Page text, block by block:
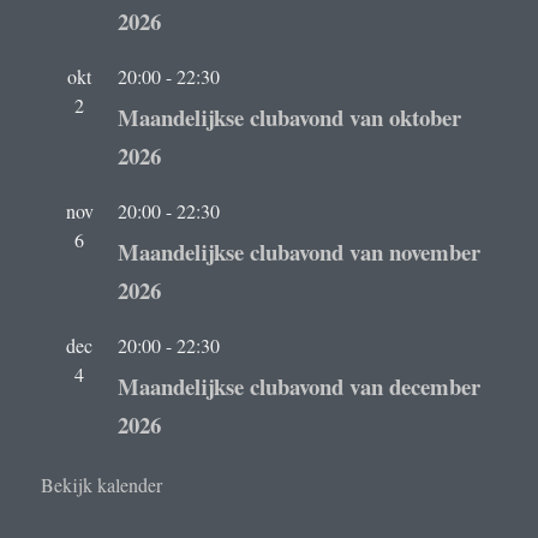
2026
okt
2
20:00-22:30
Maandelijkse clubavond van oktober
2026
nov
6
20:00-22:30
Maandelijkse clubavond van november
2026
dec
4
20:00-22:30
Maandelijkse clubavond van december
2026
Bekijk kalender